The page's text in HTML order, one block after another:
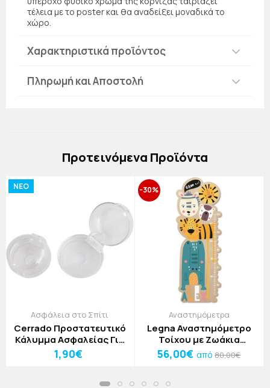
τέλεια με το poster και θα αναδείξει μοναδικά το
χώρο.
Χαρακτηριστικά προϊόντος
Πληρωμή και Αποστολή
Πρoτεινόμενα Προϊόντα
NEO
Ασφάλεια στο Σπίτι
Cerrado Προστατευτικό
Κάλυμμα Ασφαλείας Για
Διακόπτη Κουζίνας
6x6,4cm
1,90€
-30%
Αναστημόμετρα
Legna Αναστημόμετρο
Τοίχου με Ζωάκια
51x140cm
56,00€ από80,00€